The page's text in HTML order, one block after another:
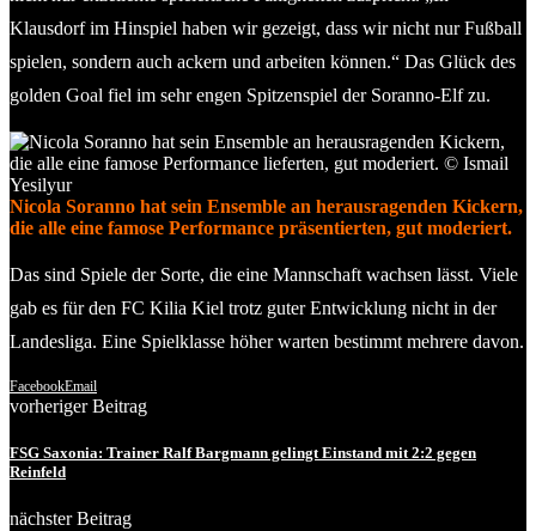
Klausdorf im Hinspiel haben wir gezeigt, dass wir nicht nur Fußball
spielen, sondern auch ackern und arbeiten können.“ Das Glück des
golden Goal fiel im sehr engen Spitzenspiel der Soranno-Elf zu.
Nicola Soranno hat sein Ensemble an herausragenden Kickern,
die alle eine famose Performance präsentierten, gut moderiert.
Das sind Spiele der Sorte, die eine Mannschaft wachsen lässt. Viele
gab es für den FC Kilia Kiel trotz guter Entwicklung nicht in der
Landesliga. Eine Spielklasse höher warten bestimmt mehrere davon.
FacebookEmail
vorheriger Beitrag
FSG Saxonia: Trainer Ralf Bargmann gelingt Einstand mit 2:2 gegen
Reinfeld
nächster Beitrag